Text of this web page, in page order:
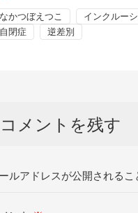
なかつぼえつこ インクルー
自閉症
逆差別
コメントを残す
ルアドレスが公開されるこ